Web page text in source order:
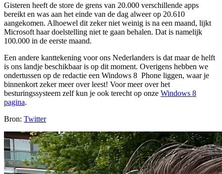
Gisteren heeft de store de grens van 20.000 verschillende apps
bereikt en was aan het einde van de dag alweer op 20.610
aangekomen. Alhoewel dit zeker niet weinig is na een maand, lijkt
Microsoft haar doelstelling niet te gaan behalen. Dat is namelijk
100.000 in de eerste maand.
Een andere kanttekening voor ons Nederlanders is dat maar de helft
is ons landje beschikbaar is op dit moment. Overigens hebben we
ondertussen op de redactie een Windows 8 Phone liggen, waar je
binnenkort zeker meer over leest! Voor meer over het
besturingssysteem zelf kun je ook terecht op onze Windows 8
pagina.
Bron: Twitter